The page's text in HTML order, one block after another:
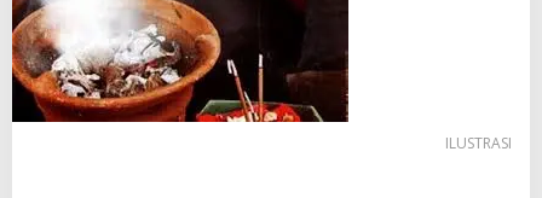
ILUSTRASI